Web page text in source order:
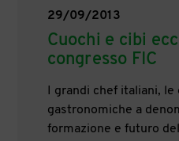
29/09/2013
Cuochi e cibi
congresso FIC
I grandi chef italiani, le
gastronomiche a
formazione e futuro